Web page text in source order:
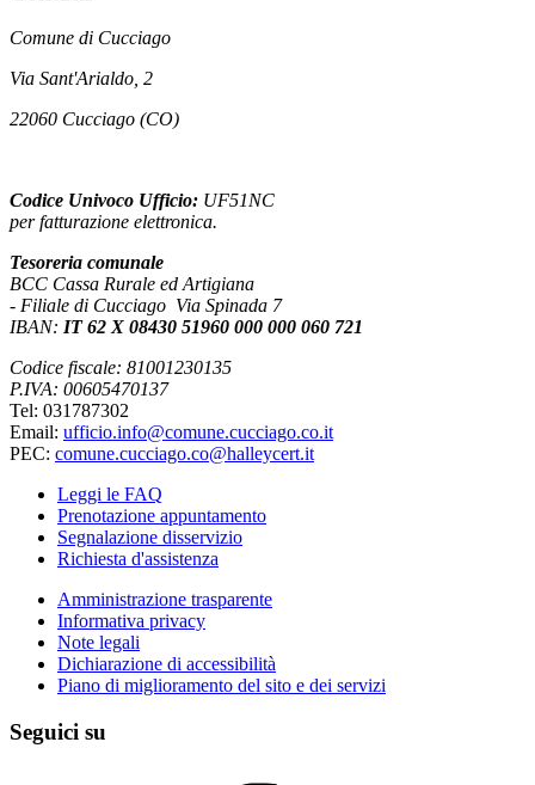
Comune di Cucciago
Via Sant'Arialdo, 2
22060 Cucciago (CO)
Codice Univoco Ufficio: UF51NC
per fatturazione elettronica.
Tesoreria comunale
BCC Cassa Rurale ed Artigiana
- Filiale di Cucciago Via Spinada 7
IBAN: IT 62 X 08430 51960 000 000 060 721
Codice fiscale: 81001230135
P.IVA: 00605470137
Tel: 031787302
Email: ufficio.info@comune.cucciago.co.it
PEC: comune.cucciago.co@halleycert.it
Leggi le FAQ
Prenotazione appuntamento
Segnalazione disservizio
Richiesta d'assistenza
Amministrazione trasparente
Informativa privacy
Note legali
Dichiarazione di accessibilità
Piano di miglioramento del sito e dei servizi
Seguici su